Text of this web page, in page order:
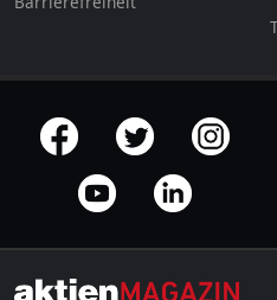
offizielle Social Media-